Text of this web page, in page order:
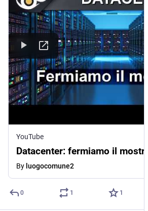
YouTube
Datacenter: fermiamo il mostro!
By luogocomune2
0 1 1